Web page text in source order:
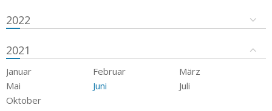
2022
2021
Januar Februar
März
Mai
Juni
Juli
Oktober